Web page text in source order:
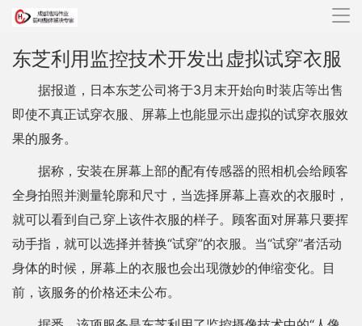
导
东芝利用监控技术开发出虚拟试穿衣服
据报道，日本东芝公司将于3月末开始向时装店等出售
即使不真正试穿衣服、屏幕上也能显示出虚拟的试穿衣服效
果的服务。
据称，安装在屏幕上部的配有传感器的照相机会给顾客
全身拍照并测量轮廓和尺寸，当选择屏幕上喜欢的衣服时，
就可以看到自己穿上该件衣服的样子。顾客面对屏幕只要挥
动手指，就可以选择并替换“试穿”的衣服。当“试穿”者活动
身体的时候，屏幕上的衣服也会出现微妙的伸缩变化。目
前，该服务的价格还未公布。